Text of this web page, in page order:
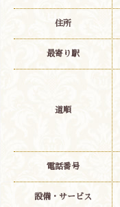
住所
最寄り駅
道順
電話番号
設備・サービス